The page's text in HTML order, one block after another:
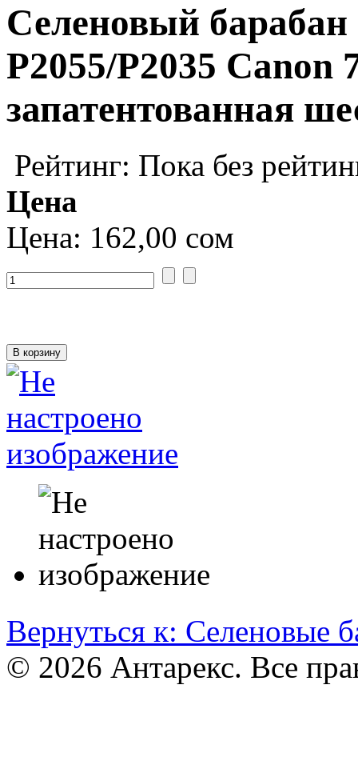
Селеновый
P2055/P2035 Canon
запатентованная
Рейтинг: Пока без
Цена
Цена: 162,00 сом
Вернуться к: Селеновые
© 2026 Антарекс. Все